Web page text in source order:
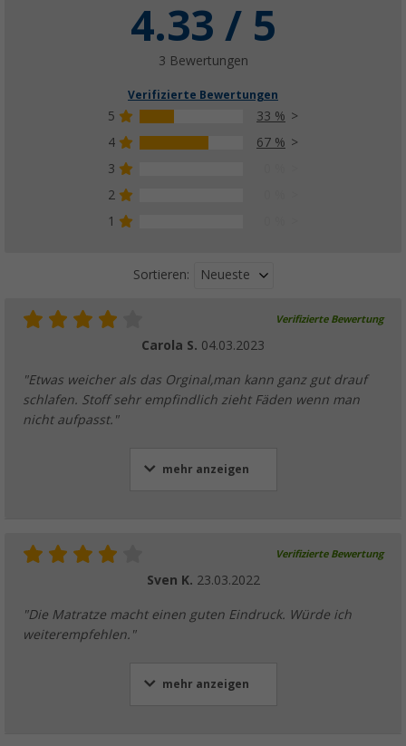
4.33 / 5
3 Bewertungen
Verifizierte Bewertungen
5
33 %
4
67 %
3
2
1
Sortieren: Neueste
Verifizierte Bewertung
Carola S. 04.03.2023
"Etwas weicher als das Orginal,man kann ganz gut drauf
schlafen. Stoff sehr empfindlich zieht Fäden wenn man
nicht aufpasst."
mehr anzeigen
Verifizierte Bewertung
Sven K. 23.03.2022
"Die Matratze macht einen guten Eindruck. Würde ich
weiterempfehlen."
mehr anzeigen